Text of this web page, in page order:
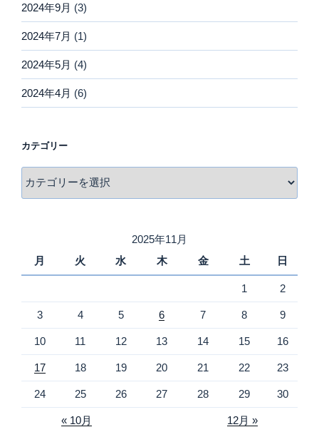
2024年9月 (3)
2024年7月 (1)
2024年5月 (4)
2024年4月 (6)
カテゴリー
テ
2025年11月
月
火 水 木 金 土 日
1 2
3 4 5 6 7 8 9
10 11 12 13 14 15 16
17 18 19 20 21 22 23
24 25 26 27 28 29 30
« 10月 12月 »